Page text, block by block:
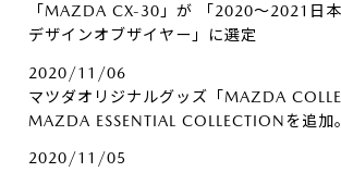
「MAZDA CX-30」が 「2020～2021日
デザインオブザイヤー」に選定
2020/11/06
マツダオリジナルグッズ「MAZDA
MAZDA ESSENTIAL COLLECTIONを追加。
2020/11/05